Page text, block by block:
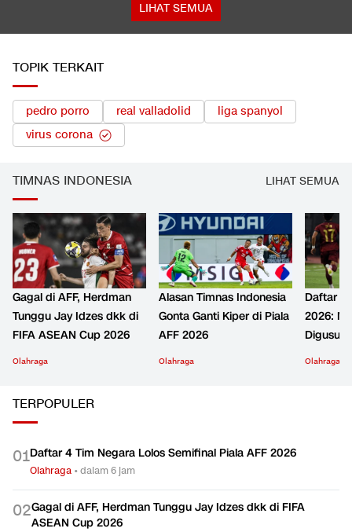
LIHAT SEMUA
TOPIK TERKAIT
pedro porro real valladolid
liga spanyol
virus corona
TIMNAS INDONESIA LIHAT SEMUA
Gagal di AFF, Herdman
Tunggu Jay Idzes dkk di
FIFA ASEAN Cup 2026
Olahraga
Alasan Timnas Indonesia
Gonta Ganti Kiper di Piala
AFF 2026
Olahraga
Daftar
2026:
Digusur
Olahraga
TERPOPULER
01Daftar 4 Tim Negara Lolos Semifinal Piala AFF 2026
Olahraga •dalam 6 jam
02Gagal di AFF, Herdman Tunggu Jay Idzes dkk di FIFA
ASEAN Cup 2026